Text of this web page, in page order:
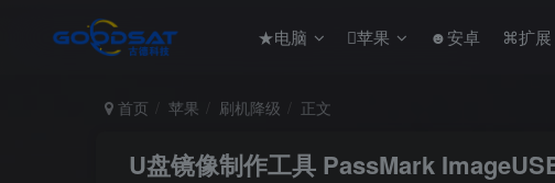
★电脑 苹果 ☻安卓 ⌘扩展
首页 苹果 刷机降级 正文
U盘镜像制作工具 PassMark